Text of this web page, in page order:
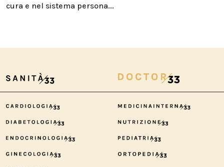
cura e nel sistema persona...